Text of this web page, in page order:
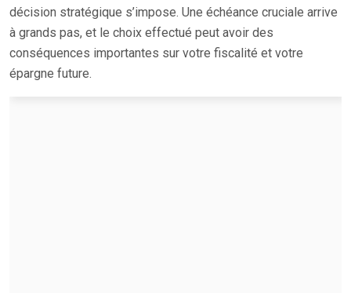
décision stratégique s’impose. Une échéance cruciale arrive
à grands pas, et le choix effectué peut avoir des
conséquences importantes sur votre fiscalité et votre
épargne future.